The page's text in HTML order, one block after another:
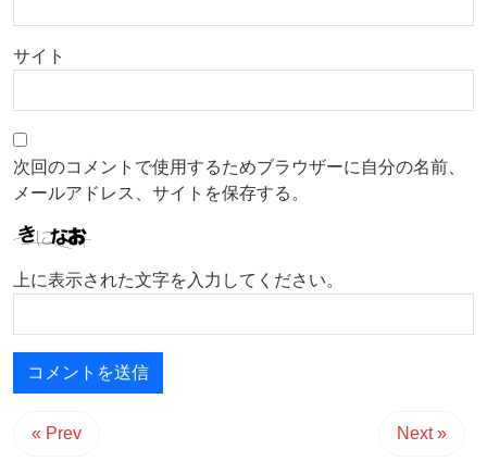
サイト
次回のコメントで使用するためブラウザーに自分の名前、
メールアドレス、サイトを保存する。
上に表示された文字を入力してください。
« Prev Next »